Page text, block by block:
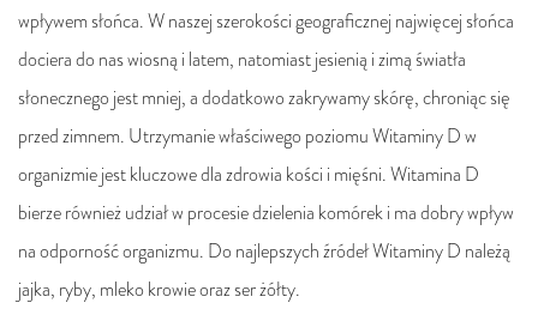
wpływem słońca. W naszej szerokości geograficznej najwięcej słońca
dociera do nas wiosną i latem, natomiast jesienią i zimą światła
słonecznego jest mniej, a dodatkowo zakrywamy skórę, chroniąc się
przed zimnem. Utrzymanie właściwego poziomu Witaminy D w
organizmie jest kluczowe dla zdrowia kości i mięśni. Witamina D
bierze również udział w procesie dzielenia komórek i ma dobry wpływ
na odporność organizmu. Do najlepszych źródeł Witaminy D należą
jajka, ryby, mleko krowie oraz ser żółty.